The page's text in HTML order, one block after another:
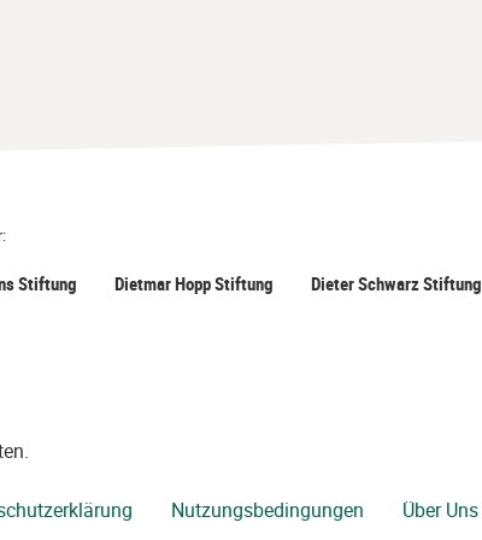
Stiftung Dietmar Hopp Stiftung Dieter Schwarz Stiftung
Nutzungsbedingungen Über Uns